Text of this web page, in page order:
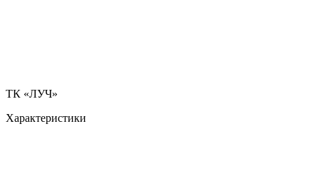
ТК «ЛУЧ»
Характеристики